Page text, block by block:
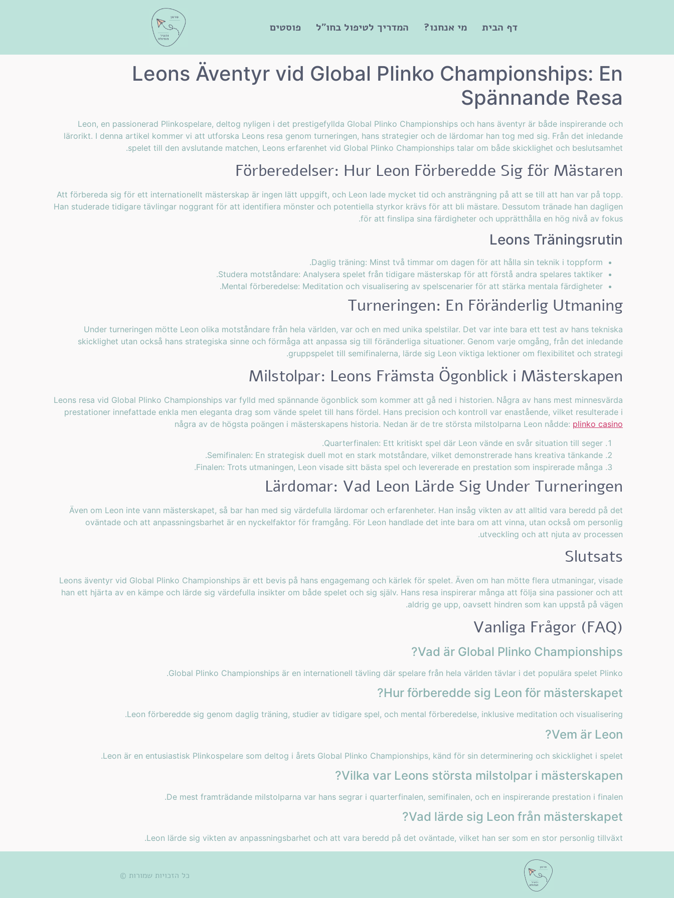
דף הבית מי אנחנו? המדריך לטיפול בחו"ל פוסטים
Leons Äventyr vid Global Plinko Championships: En
Spännande Resa
Leon, en passionerad Plinkospelare, deltog nyligen i det prestigefyllda Global Plinko Championships och hans äventyr är både inspirerande och
lärorikt. I denna artikel kommer vi att utforska Leons resa genom turneringen, hans strategier och de lärdomar han tog med sig. Från det inledande
spelet till den avslutande matchen, Leons erfarenhet vid Global Plinko Championships talar om både skicklighet och beslutsamhet.
Förberedelser: Hur Leon Förberedde Sig för Mästaren
Att förbereda sig för ett internationellt mästerskap är ingen lätt uppgift, och Leon lade mycket tid och ansträngning på att se till att han var på topp.
Han studerade tidigare tävlingar noggrant för att identifiera mönster och potentiella styrkor krävs för att bli mästare. Dessutom tränade han dagligen
för att finslipa sina färdigheter och upprätthålla en hög nivå av fokus.
Leons Träningsrutin
Daglig träning: Minst två timmar om dagen för att hålla sin teknik i toppform.
Studera motståndare: Analysera spelet från tidigare mästerskap för att förstå andra spelares taktiker.
Mental förberedelse: Meditation och visualisering av spelscenarier för att stärka mentala färdigheter.
Turneringen: En Föränderlig Utmaning
Under turneringen mötte Leon olika motståndare från hela världen, var och en med unika spelstilar. Det var inte bara ett test av hans tekniska
skicklighet utan också hans strategiska sinne och förmåga att anpassa sig till föränderliga situationer. Genom varje omgång, från det inledande
gruppspelet till semifinalerna, lärde sig Leon viktiga lektioner om flexibilitet och strategi.
Milstolpar: Leons Främsta Ögonblick i Mästerskapen
Leons resa vid Global Plinko Championships var fylld med spännande ögonblick som kommer att gå ned i historien. Några av hans mest minnesvärda
prestationer innefattade enkla men eleganta drag som vände spelet till hans fördel. Hans precision och kontroll var enastående, vilket resulterade i
några av de högsta poängen i mästerskapens historia. Nedan är de tre största milstolparna Leon nådde: plinko casino
Quarterfinalen: Ett kritiskt spel där Leon vände en svår situation till seger.
Semifinalen: En strategisk duell mot en stark motståndare, vilket demonstrerade hans kreativa tänkande.
Finalen: Trots utmaningen, Leon visade sitt bästa spel och levererade en prestation som inspirerade många.
Lärdomar: Vad Leon Lärde Sig Under Turneringen
Även om Leon inte vann mästerskapet, så bar han med sig värdefulla lärdomar och erfarenheter. Han insåg vikten av att alltid vara beredd på det
oväntade och att anpassningsbarhet är en nyckelfaktor för framgång. För Leon handlade det inte bara om att vinna, utan också om personlig
utveckling och att njuta av processen.
Slutsats
Leons äventyr vid Global Plinko Championships är ett bevis på hans engagemang och kärlek för spelet. Även om han mötte flera utmaningar, visade
han ett hjärta av en kämpe och lärde sig värdefulla insikter om både spelet och sig själv. Hans resa inspirerar många att följa sina passioner och att
aldrig ge upp, oavsett hindren som kan uppstå på vägen.
Vanliga Frågor (FAQ)
Vad är Global Plinko Championships?
Global Plinko Championships är en internationell tävling där spelare från hela världen tävlar i det populära spelet Plinko.
Hur förberedde sig Leon för mästerskapet?
Leon förberedde sig genom daglig träning, studier av tidigare spel, och mental förberedelse, inklusive meditation och visualisering.
Vem är Leon?
Leon är en entusiastisk Plinkospelare som deltog i årets Global Plinko Championships, känd för sin determinering och skicklighet i spelet.
Vilka var Leons största milstolpar i mästerskapen?
De mest framträdande milstolparna var hans segrar i quarterfinalen, semifinalen, och en inspirerande prestation i finalen.
Vad lärde sig Leon från mästerskapet?
Leon lärde sig vikten av anpassningsbarhet och att vara beredd på det oväntade, vilket han ser som en stor personlig tillväxt.
כל הזכויות שמורות ©